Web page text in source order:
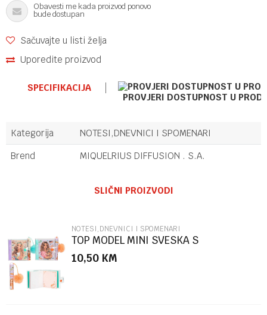
Obavesti me kada proizvod ponovo
bude dostupan
Sačuvajte u listi želja
Uporedite proizvod
SPECIFIKACIJA
PROVJERI DOSTUPNOST U
Kategorija
NOTESI,DNEVNICI I SPOMENARI
Brend
MIQUELRIUS DIFFUSION . S.A.
Poruka
SLIČNI PROIZVODI
NOTESI,DNEVNICI I SPOMENARI
TOP MODEL MINI SVESKA S
HEM.OL.SUNNY DOG
10,50 KM